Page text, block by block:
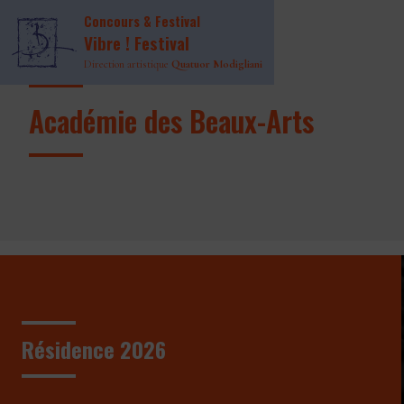
Concours & Festival
Vibre ! Festival
Direction artistique Quatuor Modigliani
Académie des Beaux-Arts
Résidence 2026